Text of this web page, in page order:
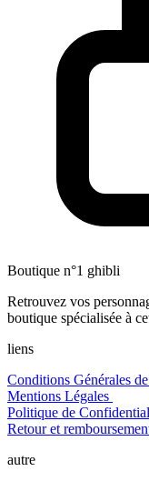
Boutique n°1 ghibli
Retrouvez vos
boutique spécialisée à
liens
Conditions Générales
Mentions Légales
Politique de
Retour et
autre